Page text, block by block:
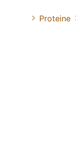
Proteine